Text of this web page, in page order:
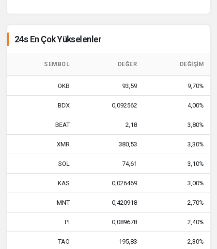
24s En Çok Yükselenler
SEMBOL DEĞER DEĞIŞIM
OKB 93,59 9,70%
BDX 0,092562 4,00%
BEAT 2,18 3,80%
XMR 380,53 3,30%
SOL 74,61 3,10%
KAS 0,026469 3,00%
MNT 0,420918 2,70%
PI 0,089678 2,40%
TAO 195,83 2,30%